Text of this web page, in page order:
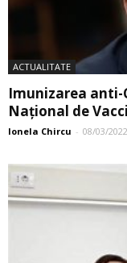
ACTUALITATE
Imunizarea anti-
Național de
Ionela Chircu - 08/03/2022